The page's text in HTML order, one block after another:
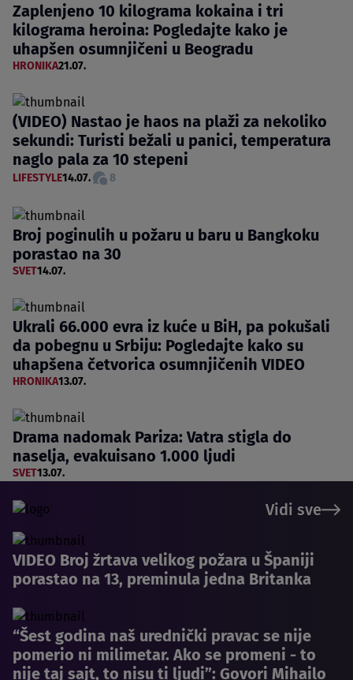
Zaplenjeno 10 kilograma kokaina i tri
kilograma heroina: Pogledajte kako je
uhapšen osumnjičeni u Beogradu
HRONIKA21.07.
(VIDEO) Nastao je haos na plaži za nekoliko
sekundi: Turisti bežali u panici, temperatura
naglo pala za 10 stepeni
LIFESTYLE14.07. 8
Broj poginulih u požaru u baru u Bangkoku
porastao na 30
SVET14.07.
Ukrali 66.000 evra iz kuće u BiH, pa pokušali
da pobegnu u Srbiju: Pogledajte kako su
uhapšena četvorica osumnjičenih VIDEO
HRONIKA13.07.
Drama nadomak Pariza: Vatra stigla do
naselja, evakuisano 1.000 ljudi
SVET13.07.
Vidi sve
VIDEO Broj žrtava velikog požara u Španiji
porastao na 13, preminula jedna Britanka
“Šest godina naš urednički pravac se nije
pomerio ni milimetar. Ako se promeni - to
nije taj sajt, to nisu ti ljudi”: Govori Mihailo